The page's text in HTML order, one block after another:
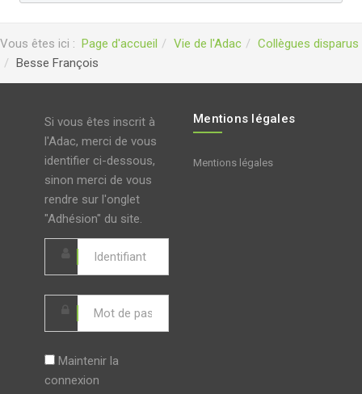
Vous êtes ici : Page d'accueil Vie de l'Adac
Collègues disparus
Besse François
Si vous êtes inscrit à
l'Adac, merci de vous
identifier ci-dessous,
sinon merci de vous
rendre sur l'onglet
"Adhésion" du site.
Maintenir la
connexion
Mentions légales
Mentions légales